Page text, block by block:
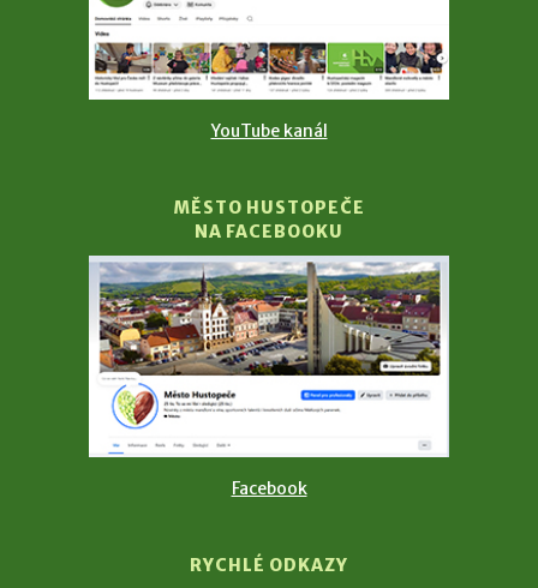
YouTube kanál
MĚSTO HUSTOPEČE
NA FACEBOOKU
Facebook
RYCHLÉ ODKAZY